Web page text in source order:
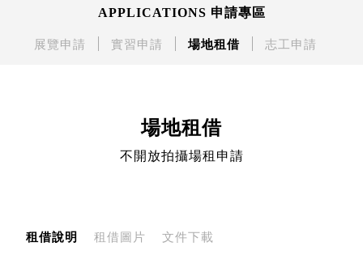
APPLICATIONS 申請專區
展覽申請 實習申請 場地租借 志工申請
場地租借
不開放拍攝場租申請
租借說明 租借圖片 文件下載